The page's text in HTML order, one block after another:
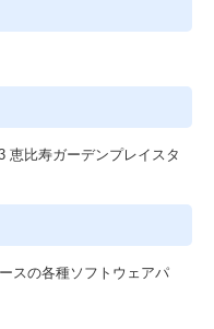
恵比寿ガーデンプレイスタ
スの各種ソフトウェアパ